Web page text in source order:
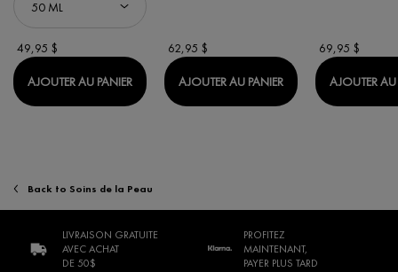
49,95 $
AJOUTER AU PANIER MINÉRAL 89 BOOSTER SÉRUM
62,95 $
AJOUTER AU PANIER DERCOS SÉRUM
69,95 $
AJOUTER AU
Back to Soins de la Peau
LIVRAISON GRATUITE
AVEC ACHAT
DE 50$
PROFITEZ
MAINTENANT,
PAYER PLUS TARD